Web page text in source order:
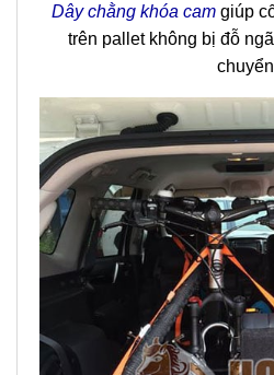
Dây chằng khóa cam giúp
trên pallet không bị đỗ
chuyển